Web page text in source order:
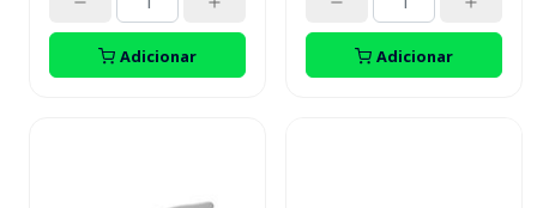
Adicionar Adicionar